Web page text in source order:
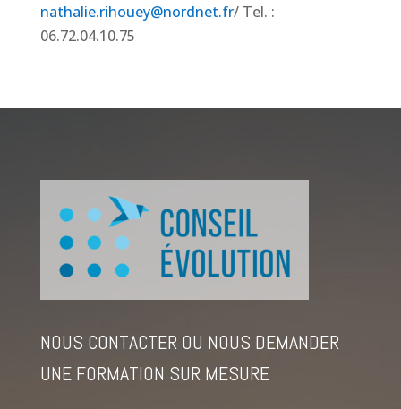
nathalie.rihouey@nordnet.fr/ Tel. :
06.72.04.10.75
NOUS CONTACTER OU NOUS DEMANDER
UNE FORMATION SUR MESURE